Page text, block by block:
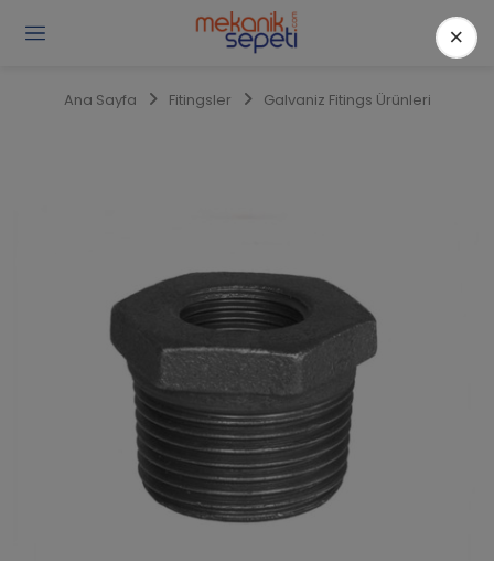
Ana Sayfa Fitingsler Galvaniz Fitings Ürünleri
×